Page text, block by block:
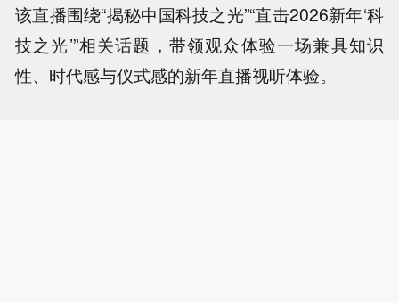
该直播围绕“揭秘中国科技之光”“直击2026新年‘科
技之光’”相关话题，带领观众体验一场兼具知识
性、时代感与仪式感的新年直播视听体验。